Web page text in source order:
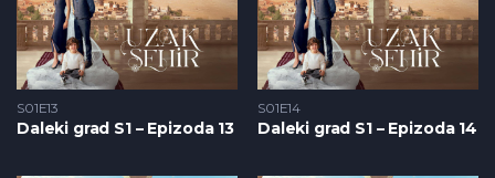
S01E13
Daleki grad S1 – Epizoda 13
S01E14
Daleki grad S1 – Epizoda 14